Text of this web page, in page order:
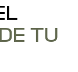
DE TU